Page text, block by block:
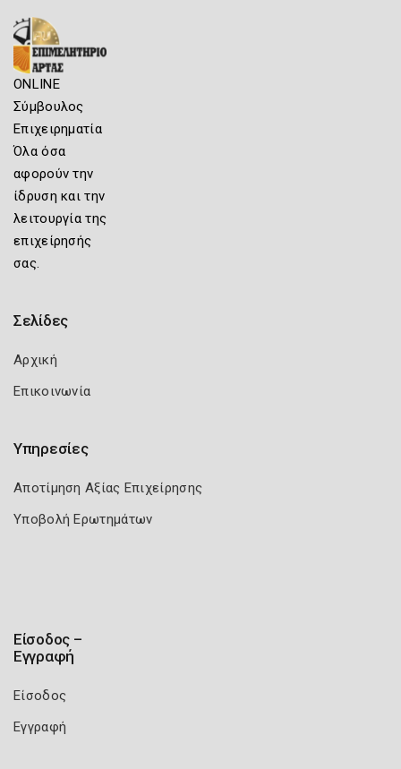
ONLINE
Σύμβουλος
Επιχειρηματία
Όλα όσα
αφορούν την
ίδρυση και την
λειτουργία της
επιχείρησής
σας.
Σελίδες
Αρχική
Επικοινωνία
Υπηρεσίες
Αποτίμηση Αξίας Επιχείρησης
Υποβολή Ερωτημάτων
Είσοδος –
Εγγραφή
Είσοδος
Εγγραφή